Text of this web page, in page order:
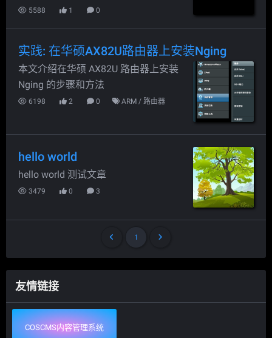
5588 1 0
实践: 在华硕AX82U路由器上安装Nging
本文介绍在华硕 AX82U 路由器上安装
Nging 的步骤和方法
6198 2 0 ARM / 路由器
hello world
hello world 测试文章
3479 0 3
1
友情链接
COSCMS内容管理系统